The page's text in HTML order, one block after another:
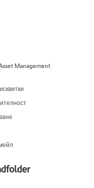
Management